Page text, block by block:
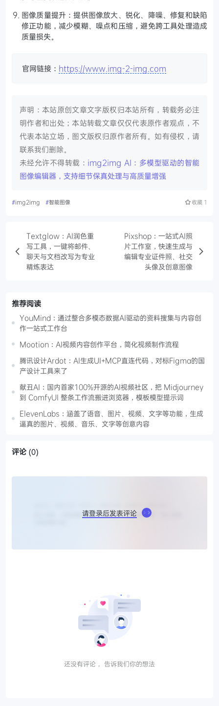
图像质量提升：提供图像放大、锐化、降噪、修复和缺陷
修正功能，减少模糊、噪点和压缩，避免跨工具处理造成
质量损失。
官网链接： https://www.img-2-img.com
声明：本站原创文章文字版权归本站所有，转载务必注
明作者和出处；本站转载文章仅仅代表原作者观点，不
代表本站立场，图文版权归原作者所有。如有侵权，请
联系我们删除。
未经允许不得转载： img2img AI：多模型驱动的智能
图像编辑器，支持细节保真处理与高质量增强
#img2img #智能图像 收藏 1
Textglow：AI润色重
写工具，一键将邮件、
聊天与文档改写为专业
精炼表达
Pixshop：一站式AI照
片工作室，快速生成与
编辑专业证件照、社交
头像及创意图像
推荐阅读
YouMind：通过整合多模态数据AI驱动的资料搜集与内容创
作一站式工作台
Mootion：AI视频内容创作平台，简化视频制作流程
腾讯设计Ardot：AI生成UI+MCP直连代码，对标Figma的国
产设计工具来了
献丑AI：国内首家100%开源的AI视频社区，把 Midjourney
到 ComfyUI 整条工作流搬进浏览器，模板模型提示词
ElevenLabs：涵盖了语音、图片、视频、文字等功能，生成
逼真的图片、视频、音乐、文字等创意内容
评论 (0)
请登录后发表评论
还没有评论， 告诉我们你的想法